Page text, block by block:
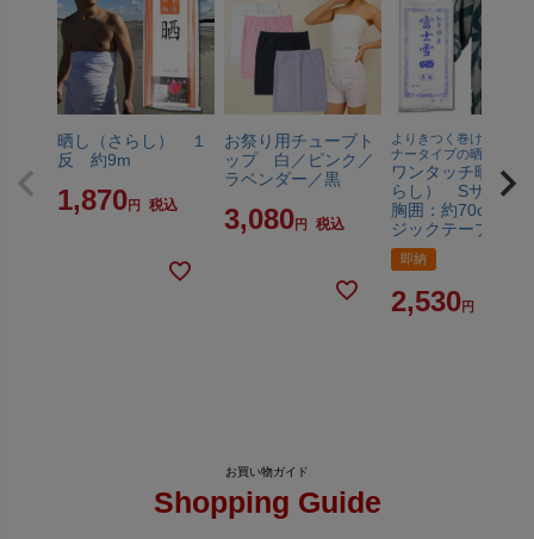
晒し（さらし） １
反 約9m
1,870 税込
お祭り用チューブト
ップ 白／ピンク／
ラベンダー／黒
3,080 税込
よりきつく巻ける綿フ
ナータイプの晒
ワンタッチ晒し（
らし） Sサイズ
胸囲：約70cm マ
ジックテープタイ
即納
2,530
Shopping Guide